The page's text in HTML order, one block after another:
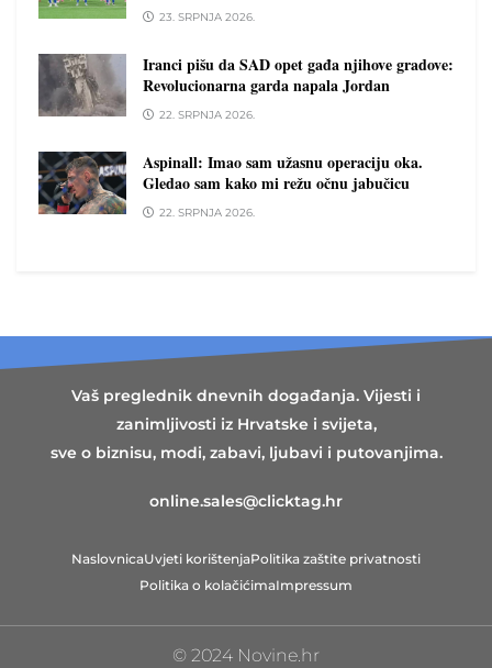
23. SRPNJA 2026.
Iranci pišu da SAD opet gađa njihove gradove:
Revolucionarna garda napala Jordan
22. SRPNJA 2026.
Aspinall: Imao sam užasnu operaciju oka.
Gledao sam kako mi režu očnu jabučicu
22. SRPNJA 2026.
Vaš preglednik dnevnih događanja. Vijesti i
zanimljivosti iz Hrvatske i svijeta,
sve o biznisu, modi, zabavi, ljubavi i putovanjima.
online.sales@clicktag.hr
NaslovnicaUvjeti korištenjaPolitika zaštite privatnosti
Politika o kolačićimaImpressum
© 2024 Novine.hr